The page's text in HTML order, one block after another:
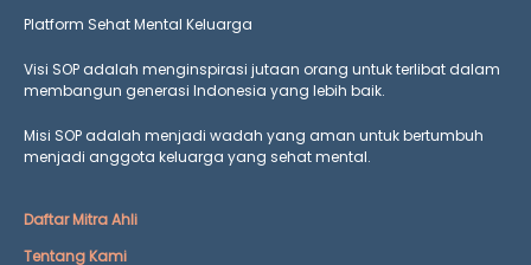
Platform Sehat Mental Keluarga
Visi SOP adalah menginspirasi jutaan orang untuk terlibat dalam
membangun generasi Indonesia yang lebih baik.
Misi SOP adalah menjadi wadah yang aman untuk bertumbuh
menjadi anggota keluarga yang sehat mental.
Daftar Mitra Ahli
Tentang Kami